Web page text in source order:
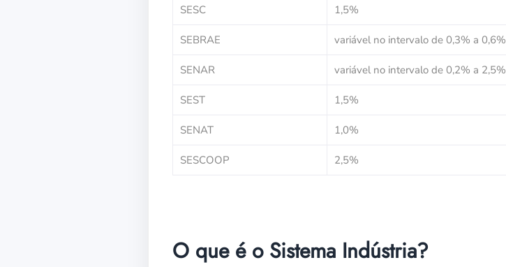
SESC 1,5%
SEBRAE variável no intervalo de 0,3% a 0,6%
SENAR variável no intervalo de 0,2% a 2,5%
SEST 1,5%
SENAT 1,0%
SESCOOP 2,5%
O que é o Sistema Indústria?